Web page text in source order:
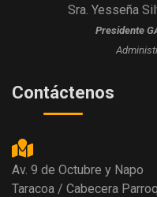
Sra. Yesseña
Presidente
Contáctenos
Av. 9 de Octubre y Napo
Taracoa / Cabecera